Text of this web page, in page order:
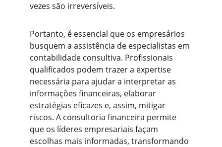
vezes são irreversíveis.
Portanto, é essencial que os empresários
busquem a assistência de especialistas em
contabilidade consultiva. Profissionais
qualificados podem trazer a expertise
necessária para ajudar a interpretar as
informações financeiras, elaborar
estratégias eficazes e, assim, mitigar
riscos. A consultoria financeira permite
que os líderes empresariais façam
escolhas mais informadas, transformando